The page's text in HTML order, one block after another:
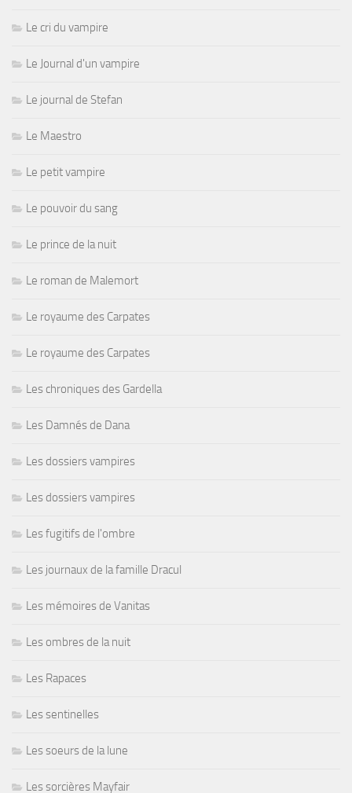
Le cri du vampire
Le Journal d'un vampire
Le journal de Stefan
Le Maestro
Le petit vampire
Le pouvoir du sang
Le prince de la nuit
Le roman de Malemort
Le royaume des Carpates
Le royaume des Carpates
Les chroniques des Gardella
Les Damnés de Dana
Les dossiers vampires
Les dossiers vampires
Les fugitifs de l'ombre
Les journaux de la famille Dracul
Les mémoires de Vanitas
Les ombres de la nuit
Les Rapaces
Les sentinelles
Les soeurs de la lune
Les sorcières Mayfair